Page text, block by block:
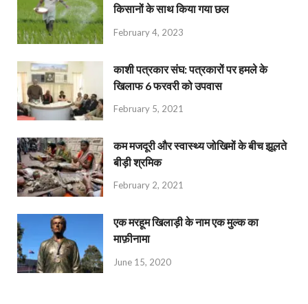
किसानों के साथ किया गया छल
February 4, 2023
काशी पत्रकार संघ: पत्रकारों पर हमले के
खिलाफ 6 फरवरी को उपवास
February 5, 2021
कम मजदूरी और स्वास्थ्य जोखिमों के बीच झूलते
बीड़ी श्रमिक
February 2, 2021
एक मरहूम खिलाड़ी के नाम एक मुल्क का
माफ़ीनामा
June 15, 2020